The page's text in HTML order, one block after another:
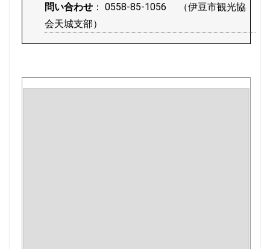
問い合わせ ： 0558-85-1056 （伊豆市観光協
会天城支部）